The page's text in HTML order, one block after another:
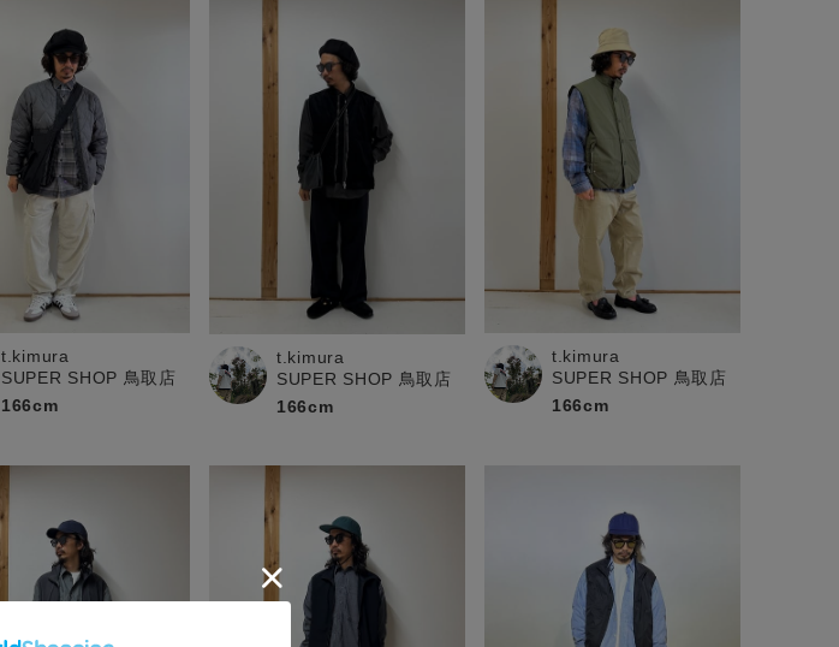
t.kimura
SUPER SHOP 鳥取店
166cm
t.kimura
SUPER SHOP 鳥取店
166cm
t.kimura
SUPER SHOP 鳥取店
166cm